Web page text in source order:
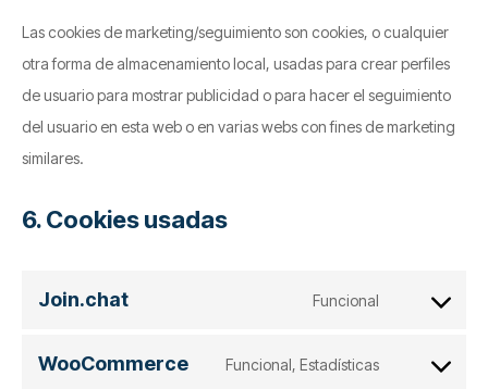
Las cookies de marketing/seguimiento son cookies, o cualquier
otra forma de almacenamiento local, usadas para crear perfiles
de usuario para mostrar publicidad o para hacer el seguimiento
del usuario en esta web o en varias webs con fines de marketing
similares.
6. Cookies usadas
Join.chat Funcional
Consent
service
WooCommerce Funcional, Estadísticas
Consent